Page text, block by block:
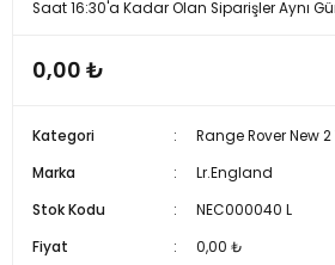
Saat 16:30'a Kadar Olan Siparişler Aynı
0,00 ₺
Kategori
Range Rover New
Marka
Lr.England
Stok Kodu
NEC000040 L
Fiyat
0,00 ₺